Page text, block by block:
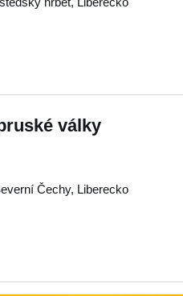
války
Čechy, Liberecko